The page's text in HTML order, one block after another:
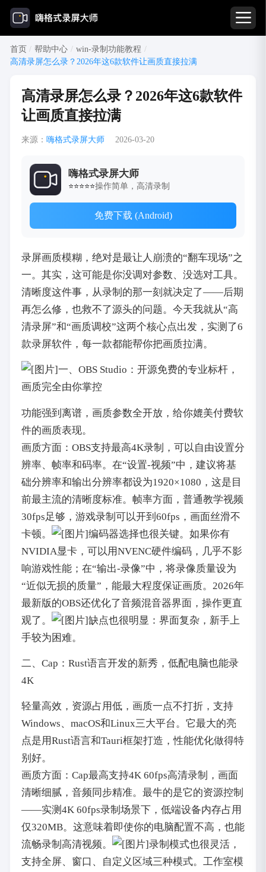
首页 / 帮助中心 / win-录制功能教程 /
高清录屏怎么录？2026年这6款软件让画质直接拉满
高清录屏怎么录？2026年这6款软件
让画质直接拉满
来源： 嗨格式录屏大师 2026-03-20
嗨格式录屏大师
⭐⭐⭐⭐⭐操作简单，高清录制
免费下载 (Android)
录屏画质模糊，绝对是最让人崩溃的“翻车现场”之
一。其实，这可能是你没调对参数、没选对工具。
清晰度这件事，从录制的那一刻就决定了——后期
再怎么修，也救不了源头的问题。今天我就从“高
清录屏”和“画质调校”这两个核心点出发，实测了6
款录屏软件，每一款都能帮你把画质拉满。
一、OBS Studio：开源免费的专业标杆，
画质完全由你掌控
功能强到离谱，画质参数全开放，给你媲美付费软
件的画质表现。
画质方面：OBS支持最高4K录制，可以自由设置分
辨率、帧率和码率。在“设置-视频”中，建议将基
础分辨率和输出分辨率都设为1920×1080，这是目
前最主流的清晰度标准。帧率方面，普通教学视频
30fps足够，游戏录制可以开到60fps，画面丝滑不
卡顿。
编码器选择也很关键。如果你有
NVIDIA显卡，可以用NVENC硬件编码，几乎不影
响游戏性能；在“输出-录像”中，将录像质量设为
“近似无损的质量”，能最大程度保证画质。2026年
最新版的OBS还优化了音频混音器界面，操作更直
观了。
缺点也很明显：界面复杂，新手上
手较为困难。
二、Cap：Rust语言开发的新秀，低配电脑也能录
4K
轻量高效，资源占用低，画质一点不打折，支持
Windows、macOS和Linux三大平台。它最大的亮
点是用Rust语言和Tauri框架打造，性能优化做得特
别好。
画质方面：Cap最高支持4K 60fps高清录制，画面
清晰细腻，音频同步精准。最牛的是它的资源控制
——实测4K 60fps录制场景下，低端设备内存占用
仅320MB。这意味着即使你的电脑配置不高，也能
流畅录制高清视频。
录制模式也很灵活，
支持全屏、窗口、自定义区域三种模式。工作室模